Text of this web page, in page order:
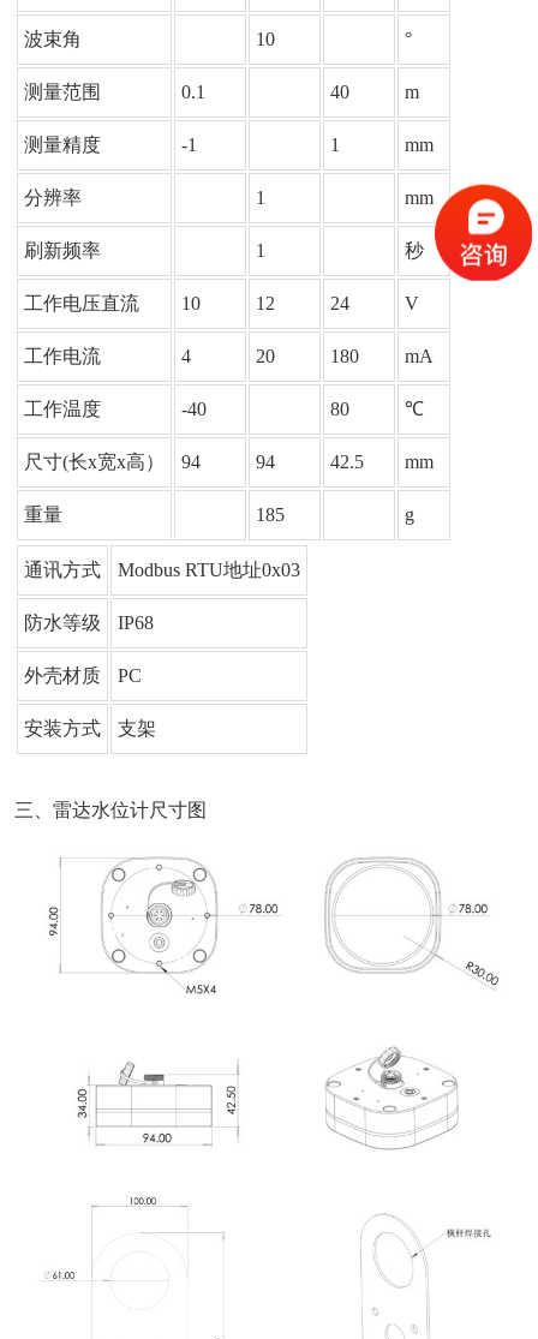
波束角 10 °
测量范围 0.1 40 m
测量精度 -1 1 mm
分辨率 1 mm
刷新频率 1 秒
工作电压直流 10 12 24 V
工作电流 4 20 180 mA
工作温度 -40 80 ℃
尺寸(长x宽x高） 94 94 42.5 mm
重量 185 g
通讯方式 Modbus RTU地址0x03
防水等级 IP68
外壳材质 PC
安装方式 支架
三、雷达水位计尺寸图